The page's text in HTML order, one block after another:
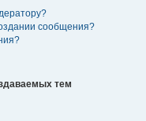
сообщения?
тем